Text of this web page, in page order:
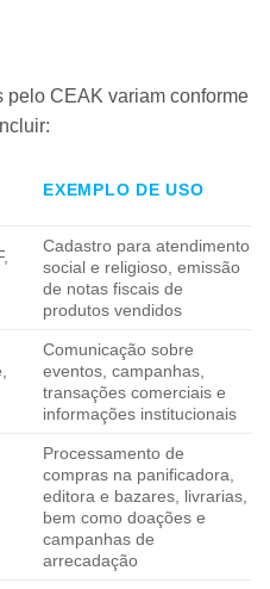
CEAK variam conforme
EXEMPLO DE USO
Cadastro para atendimento
social e religioso, emissão
de notas fiscais de
produtos vendidos
Comunicação sobre
eventos, campanhas,
transações comerciais e
informações institucionais
Processamento de
compras na panificadora,
editora e bazares, livrarias,
bem como doações e
campanhas de
arrecadação